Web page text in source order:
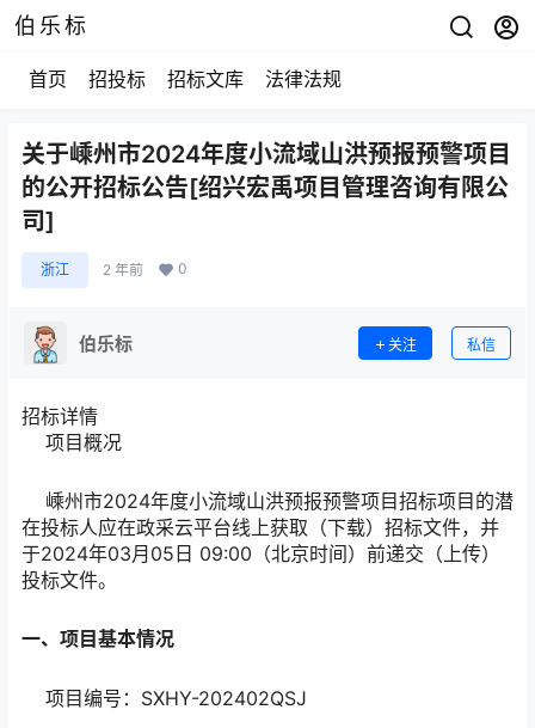
伯乐标
首页 招投标 招标文库 法律法规
关于嵊州市2024年度小流域山洪预报预警项目
的公开招标公告[绍兴宏禹项目管理咨询有限公
司]
浙江 2 年前 0
伯乐标 关注 私信
招标详情
项目概况
嵊州市2024年度小流域山洪预报预警项目招标项目的潜
在投标人应在政采云平台线上获取（下载）招标文件，并
于2024年03月05日 09:00（北京时间）前递交（上传）
投标文件。
一、项目基本情况
项目编号：SXHY-202402QSJ